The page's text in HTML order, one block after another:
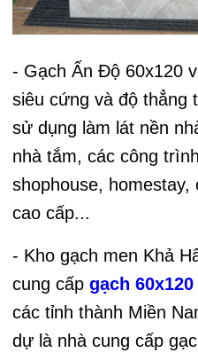
- Gạch Ấn Độ 60x120
siêu cứng và độ
sử dụng làm lát nền
nhà tắm, các công
shophouse, homestay,
cao cấp...
- Kho gạch men Khả
cung cấpgạch
các tỉnh thành Miền
dự là nhà cung cấp